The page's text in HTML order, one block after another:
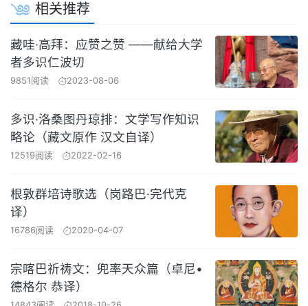
相关推荐
藏哇·高拜：应赞之赞 ——献给大学
者多识仁波切
9851阅读 2023-08-06
多识·洛桑图丹琼排：文学写作知识
略论（藏文原作 汉文自译）
12519阅读 2022-02-16
根敦群培诗歌选（岗路巴·完代克
译）
16786阅读 2020-04-07
宗喀巴祈祷文：兜率天众篇（卓尼•
德格尔 恭译）